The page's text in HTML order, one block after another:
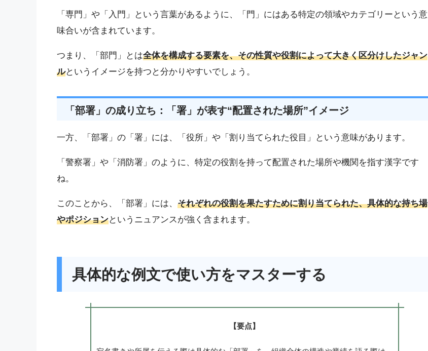
「専門」や「入門」という言葉があるように、「門」にはある特定の領域やカテゴリーという意
味合いが含まれています。
つまり、「部門」とは全体を構成する要素を、その性質や役割によって大きく区分けしたジャン
ルというイメージを持つと分かりやすいでしょう。
「部署」の成り立ち：「署」が表す“配置された場所”イメージ
一方、「部署」の「署」には、「役所」や「割り当てられた役目」という意味があります。
「警察署」や「消防署」のように、特定の役割を持って配置された場所や機関を指す漢字です
ね。
このことから、「部署」には、 それぞれの役割を果たすために割り当てられた、具体的な持ち場
やポジションというニュアンスが強く含まれます。
具体的な例文で使い方をマスターする
【要点】